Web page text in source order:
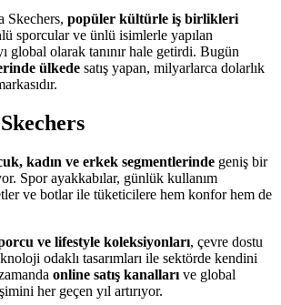
Skechers, popüler kültürle iş birlikleri
sporcular ve ünlü isimlerle yapılan
global olarak tanınır hale getirdi. Bugün
ülkede satış yapan, milyarlarca dolarlık
kadın ve erkek segmentlerinde geniş bir
Spor ayakkabılar, günlük kullanım
ve botlar ile tüketicilere hem konfor hem de
ve lifestyle koleksiyonları, çevre dostu
odaklı tasarımları ile sektörde kendini
online satış kanalları ve global
her geçen yıl artırıyor.